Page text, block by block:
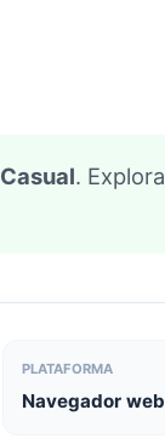
Casual. Explora
PLATAFORMA
Navegador web